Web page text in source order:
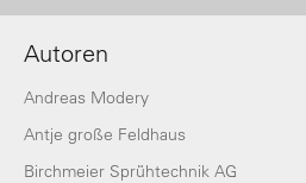
Autoren
Andreas Modery
Antje große Feldhaus
Birchmeier Sprühtechnik AG